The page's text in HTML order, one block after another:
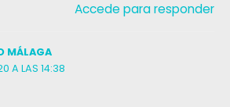
Accede para responder
MÁLAGA
A LAS 14:38